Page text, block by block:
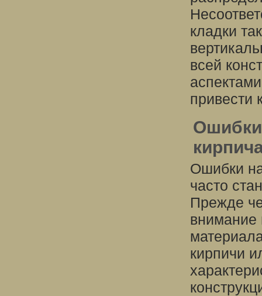
кладки
всей
привести
Ошибки
Ошибки
часто
Прежде
внимание
кирпичи